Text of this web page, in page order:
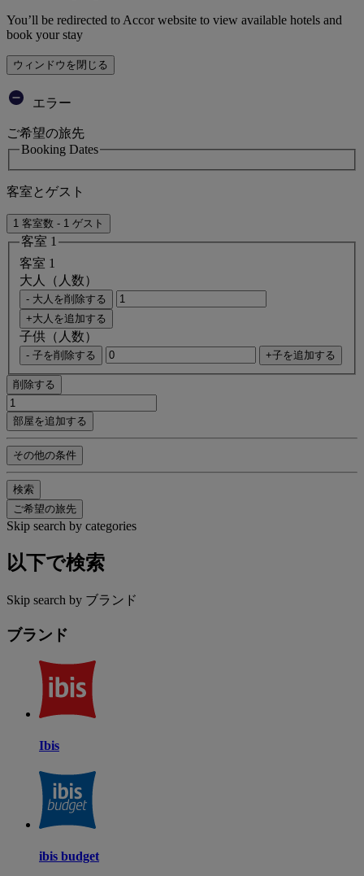
You’ll be redirected to Accor website to view available hotels and
book your stay
ウィンドウを閉じる
エラー
ご希望の旅先
Booking Dates
客室とゲスト
1 客室数 - 1 ゲスト
客室 1
客室 1
大人（人数）
- 大人を削除する
+大人を追加する
子供（人数）
- 子を削除する +子を追加する
削除する
部屋を追加する
その他の条件
検索
ご希望の旅先
Skip search by categories
以下で検索
Skip search by ブランド
ブランド
Ibis
ibis budget